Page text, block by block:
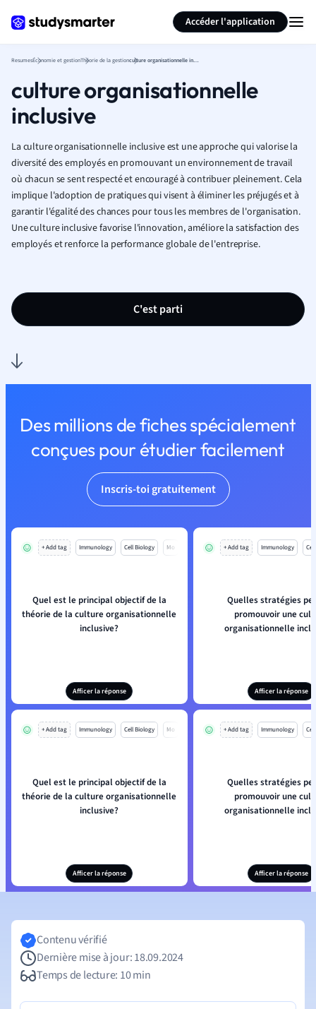
Accéder l'application
ResumesÉconomie et gestionThéorie de la gestion culture organisationnelle inclusive
culture organisationnelle
inclusive
La culture organisationnelle inclusive est une approche qui valorise la
diversité des employés en promouvant un environnement de travail
où chacun se sent respecté et encouragé à contribuer pleinement. Cela
implique l'adoption de pratiques qui visent à éliminer les préjugés et à
garantir l'égalité des chances pour tous les membres de l'organisation.
Une culture inclusive favorise l'innovation, améliore la satisfaction des
employés et renforce la performance globale de l'entreprise.
C'est parti
Des millions de fiches spécialement
conçues pour étudier facilement
Inscris-toi gratuitement
+ Add tag Immunology Cell Biology Mo
Quel est le principal objectif de la
théorie de la culture organisationnelle
inclusive?
Afficer la réponse
+ Add tag Immunology
Quelles stratégies
promouvoir une
organisationnelle
Afficer la réponse
+ Add tag Immunology Cell Biology Mo
Quel est le principal objectif de la
théorie de la culture organisationnelle
inclusive?
Afficer la réponse
+ Add tag Immunology
Quelles stratégies
promouvoir une
organisationnelle
Afficer la réponse
Résumer la page
Contenu vérifié
Dernière mise à jour: 18.09.2024
Temps de lecture: 10 min